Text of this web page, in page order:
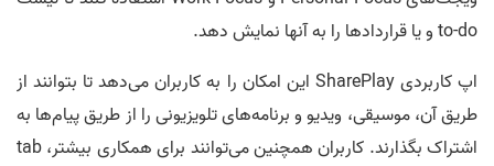
to-do و یا قراردادها را به آنها نمایش دهد.
اپ کاربردی SharePlay این امکان را به کاربران می‌دهد تا بتوانند از
طریق آن، موسیقی، ویدیو و برنامه‌های تلویزیونی را از طریق پیام‌ها به
اشتراک بگذارند. کاربران همچنین می‌توانند برای همکاری بیشتر، tab